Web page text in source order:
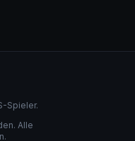
Spieler.
Alle